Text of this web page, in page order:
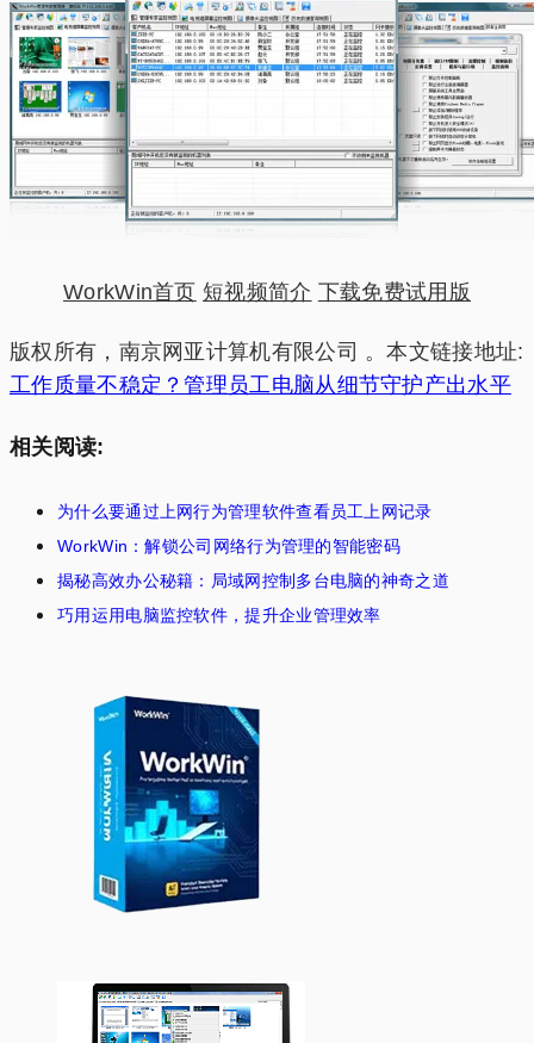
WorkWin首页 短视频简介 下载免费试用版
版权所有，南京网亚计算机有限公司 。本文链接地址:
工作质量不稳定？管理员工电脑从细节守护产出水平
相关阅读:
为什么要通过上网行为管理软件查看员工上网记录
WorkWin：解锁公司网络行为管理的智能密码
揭秘高效办公秘籍：局域网控制多台电脑的神奇之道
巧用运用电脑监控软件，提升企业管理效率